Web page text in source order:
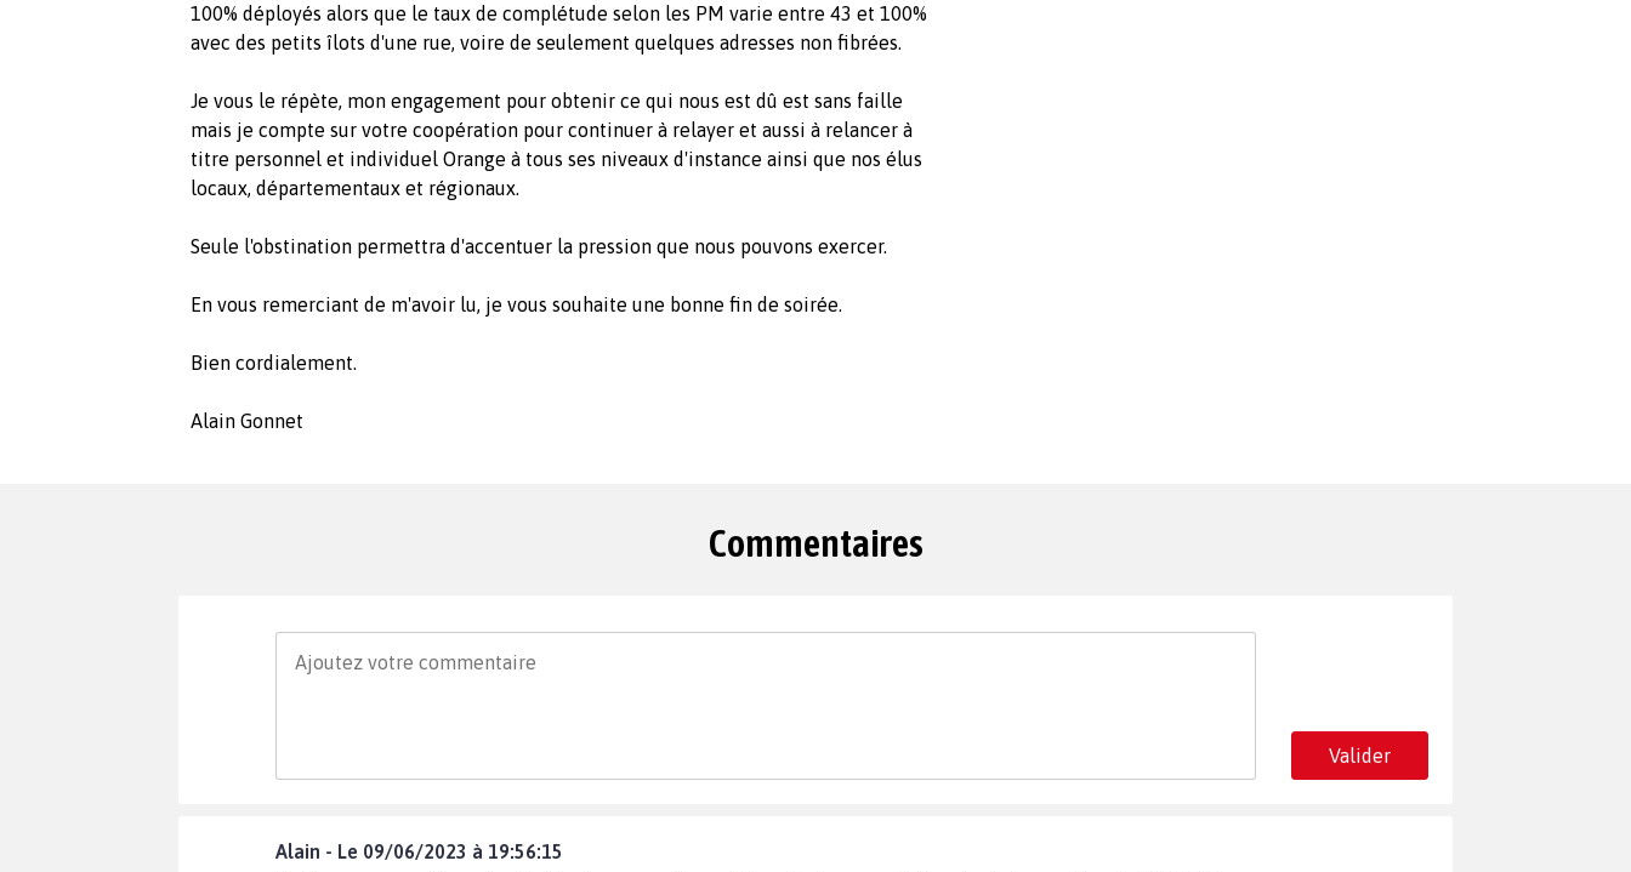
100% déployés alors que le taux de complétude selon les PM varie entre 43 et 100%
avec des petits îlots d'une rue, voire de seulement quelques adresses non fibrées.
Je vous le répète, mon engagement pour obtenir ce qui nous est dû est sans faille
mais je compte sur votre coopération pour continuer à relayer et aussi à relancer à
titre personnel et individuel Orange à tous ses niveaux d'instance ainsi que nos élus
locaux, départementaux et régionaux.
Seule l'obstination permettra d'accentuer la pression que nous pouvons exercer.
En vous remerciant de m'avoir lu, je vous souhaite une bonne fin de soirée.
Bien cordialement.
Alain Gonnet
Commentaires
Valider
Alain - Le 09/06/2023 à 19:56:15